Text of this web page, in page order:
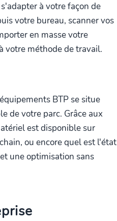
à votre façon de
votre bureau, scanner vos
en masse votre
votre méthode de travail.
BTP se situe
de votre parc. Grâce aux
est disponible sur
ou encore quel est l'état
une optimisation sans